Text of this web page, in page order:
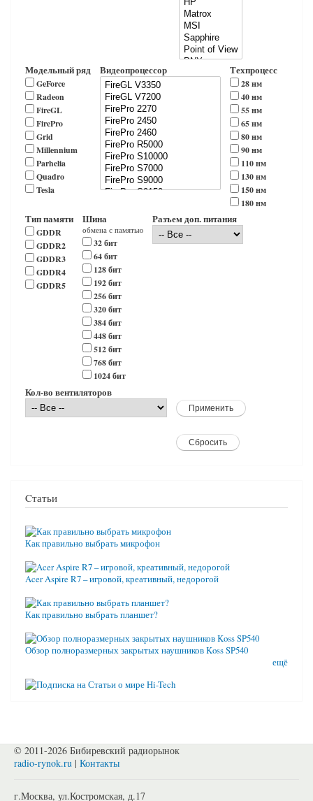
Модельный ряд
GeForce
Radeon
FireGL
FirePro
Grid
Millennium
Parhelia
Quadro
Tesla
Видеопроцессор Техпроцесс
28 нм
40 нм
55 нм
65 нм
80 нм
90 нм
110 нм
130 нм
150 нм
180 нм
Тип памяти
GDDR
GDDR2
GDDR3
GDDR4
GDDR5
Шина
обмена с памятью
32 бит
64 бит
128 бит
192 бит
256 бит
320 бит
384 бит
448 бит
512 бит
768 бит
1024 бит
Разъем доп. питания
Кол-во вентиляторов
Cтатьи
Как правильно выбрать микрофон
Acer Aspire R7 – игровой, креативный, недорогой
Как правильно выбрать планшет?
Обзор полноразмерных закрытых наушников Koss SP540
ещё
© 2011-2026 Бибиревский радиорынок
radio-rynok.ru | Контакты
г.Москва, ул.Костромская, д.17